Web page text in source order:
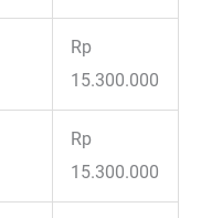
Rp
15.300.000
Rp
15.300.000